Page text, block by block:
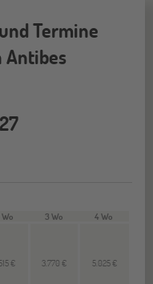
Termine
Antibes
3 Wo 4 Wo
€ 3.770 € 5.025 €